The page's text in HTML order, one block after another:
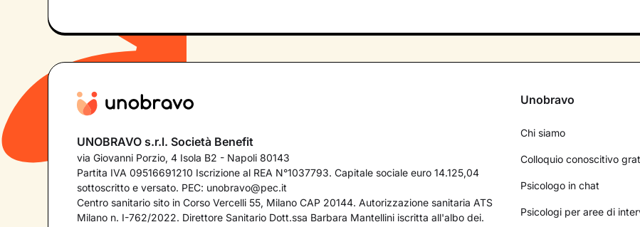
UNOBRAVO s.r.l. Società Benefit
via Giovanni Porzio, 4 Isola B2 - Napoli 80143
Partita IVA 09516691210 Iscrizione al REA N°1037793. Capitale sociale euro 14.125,04
sottoscritto e versato. PEC: unobravo@pec.it
Centro sanitario sito in Corso Vercelli 55, Milano CAP 20144. Autorizzazione sanitaria ATS
Milano n. I-762/2022. Direttore Sanitario Dott.ssa Barbara Mantellini iscritta all'albo dei.
Unobravo
Chi siamo
Colloquio conoscitivo
Psicologo in chat
Psicologi per aree di